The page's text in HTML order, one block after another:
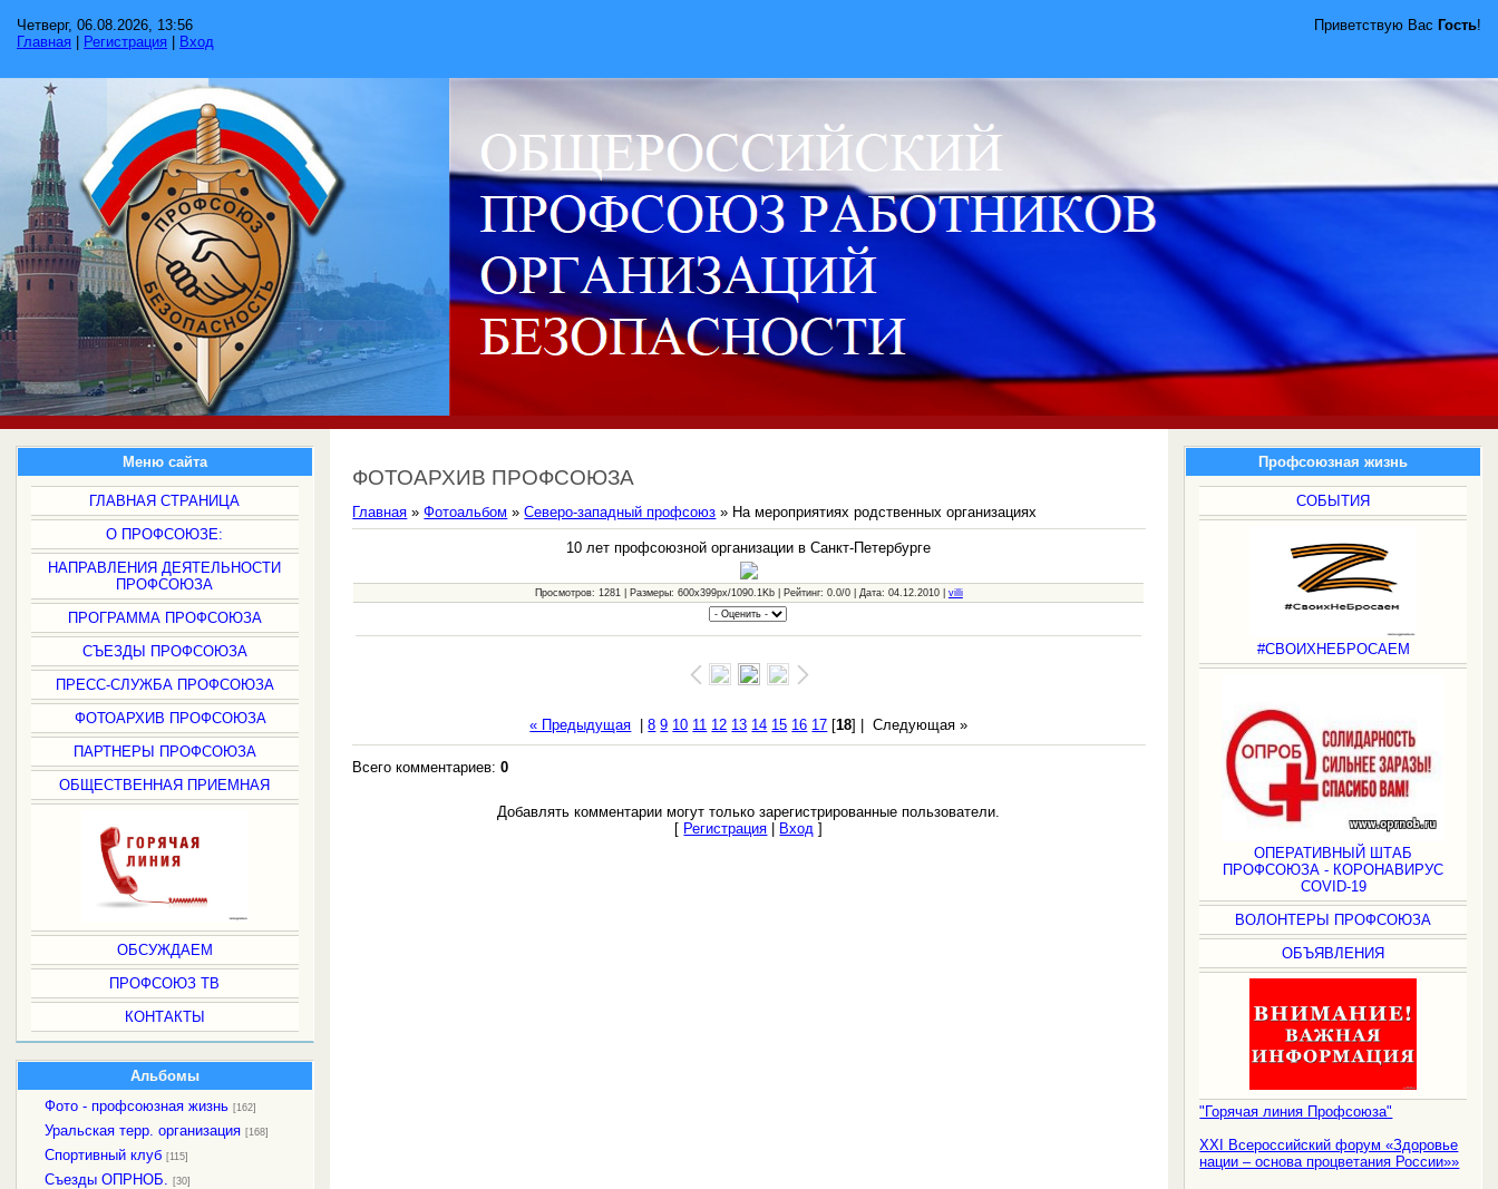
Приветствую Вас Гость!
Четверг, 06.08.2026, 13:56
Главная
Регистрация Вход
Меню сайта
ГЛАВНАЯ СТРАНИЦА
О ПРОФСОЮЗЕ:
НАПРАВЛЕНИЯ ДЕЯТЕЛЬНОСТИ
ПРОФСОЮЗА
ПРОГРАММА ПРОФСОЮЗА
СЪЕЗДЫ ПРОФСОЮЗА
ПРЕСС-СЛУЖБА ПРОФСОЮЗА
ФОТОАРХИВ ПРОФСОЮЗА
ПАРТНЕРЫ ПРОФСОЮЗА
ОБЩЕСТВЕННАЯ ПРИЕМНАЯ
ОБСУЖДАЕМ
ПРОФСОЮЗ ТВ
КОНТАКТЫ
Альбомы
Фото - профсоюзная жизнь [162]
Уральская терр. организация [168]
Спортивный клуб [115]
Съезды ОПРНОБ. [30]
Профсоюзная жизнь
СОБЫТИЯ
#СВОИХНЕБРОСАЕМ
ОПЕРАТИВНЫЙ ШТАБ
ПРОФСОЮЗА - КОРОНАВИРУС
COVID-19
ВОЛОНТЕРЫ ПРОФСОЮЗА
ОБЪЯВЛЕНИЯ
"Горячая линия Профсоюза"
XXI Всероссийский форум «Здоровье
нации – основа процветания России»»
ФОТОАРХИВ ПРОФСОЮЗА
Главная »Фотоальбом »Северо-западный профсоюз » На мероприятиях родственных организациях
10 лет профсоюзной организации в Санкт-Петербурге
Просмотров: 1281 | Размеры: 600x399px/1090.1Kb | Рейтинг: 0.0/0 | Дата: 04.12.2010 | villi
« Предыдущая |8 9 10 11 12 13 14 15 16 17 [18] |Следующая »
Всего комментариев:0
Добавлять комментарии могут только зарегистрированные пользователи.
[ Регистрация | Вход ]